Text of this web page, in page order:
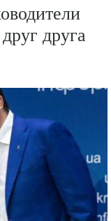
друга